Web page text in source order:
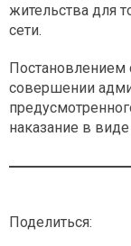
жительства для
сети.
совершении
наказание в
Поделиться: